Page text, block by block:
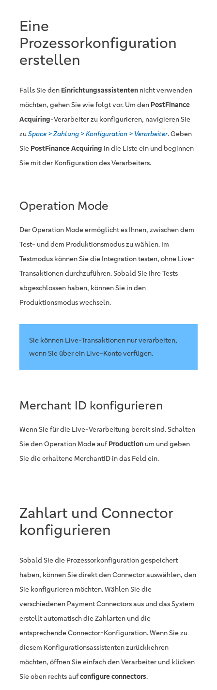
Eine
Prozessorkonfiguration
erstellen
Falls Sie den Einrichtungsassistenten nicht verwenden
möchten, gehen Sie wie folgt vor. Um den PostFinance
Acquiring-Verarbeiter zu konfigurieren, navigieren Sie
zuSpace > Zahlung > Konfiguration > Verarbeiter. Geben
Sie PostFinance Acquiring in die Liste ein und beginnen
Sie mit der Konfiguration des Verarbeiters.
Operation Mode
Der Operation Mode ermöglicht es Ihnen, zwischen dem
Test- und dem Produktionsmodus zu wählen. Im
Testmodus können Sie die Integration testen, ohne Live-
Transaktionen durchzuführen. Sobald Sie Ihre Tests
abgeschlossen haben, können Sie in den
Produktionsmodus wechseln.
Sie können Live-Transaktionen nur verarbeiten,
wenn Sie über ein Live-Konto verfügen.
Merchant ID konfigurieren
Wenn Sie für die Live-Verarbeitung bereit sind. Schalten
Sie den Operation Mode aufProduction um und geben
Sie die erhaltene MerchantID in das Feld ein.
Zahlart und Connector
konfigurieren
Sobald Sie die Prozessorkonfiguration gespeichert
haben, können Sie direkt den Connector auswählen, den
Sie konfigurieren möchten. Wählen Sie die
verschiedenen Payment Connectors aus und das System
erstellt automatisch die Zahlarten und die
entsprechende Connector-Konfiguration. Wenn Sie zu
diesem Konfigurationsassistenten zurückkehren
möchten, öffnen Sie einfach den Verarbeiter und klicken
Sie oben rechts aufconfigure connectors.